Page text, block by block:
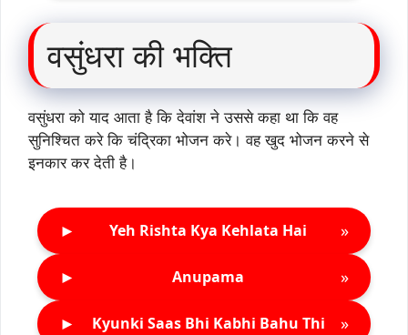
वसुंधरा की भक्ति
वसुंधरा को याद आता है कि देवांश ने उससे कहा था कि वह
सुनिश्चित करे कि चंद्रिका भोजन करे। वह खुद भोजन करने से
इनकार कर देती है।
► Yeh Rishta Kya Kehlata Hai »
► Anupama »
► Kyunki Saas Bhi Kabhi Bahu Thi »